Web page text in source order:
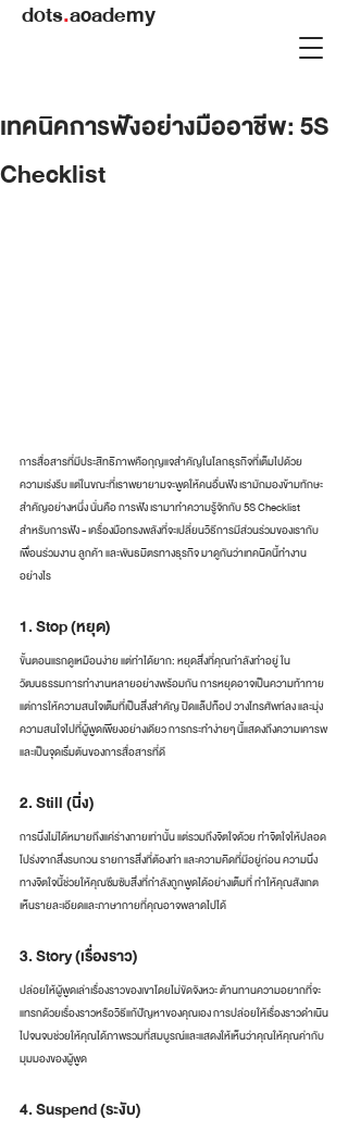
dots.academy
เทคนิคการฟังอย่างมืออาชีพ: 5S
Checklist
การสื่อสารที่มีประสิทธิภาพคือกุญแจสำคัญในโลกธุรกิจที่เต็มไปด้วย
ความเร่งรีบ แต่ในขณะที่เราพยายามจะพูดให้คนอื่นฟัง เรามักมองข้ามทักษะ
สำคัญอย่างหนึ่ง นั่นคือ การฟัง เรามาทำความรู้จักกับ 5S Checklist
สำหรับการฟัง - เครื่องมือทรงพลังที่จะเปลี่ยนวิธีการมีส่วนร่วมของเรากับ
เพื่อนร่วมงาน ลูกค้า และพันธมิตรทางธุรกิจ มาดูกันว่าเทคนิคนี้ทำงาน
อย่างไร
1. Stop (หยุด)
ขั้นตอนแรกดูเหมือนง่าย แต่ทำได้ยาก: หยุดสิ่งที่คุณกำลังทำอยู่ ใน
วัฒนธรรมการทำงานหลายอย่างพร้อมกัน การหยุดอาจเป็นความท้าทาย
แต่การให้ความสนใจเต็มที่เป็นสิ่งสำคัญ ปิดแล็ปท็อป วางโทรศัพท์ลง และมุ่ง
ความสนใจไปที่ผู้พูดเพียงอย่างเดียว การกระทำง่ายๆ นี้แสดงถึงความเคารพ
และเป็นจุดเริ่มต้นของการสื่อสารที่ดี
2. Still (นิ่ง)
การนิ่งไม่ได้หมายถึงแค่ร่างกายเท่านั้น แต่รวมถึงจิตใจด้วย ทำจิตใจให้ปลอด
โปร่งจากสิ่งรบกวน รายการสิ่งที่ต้องทำ และความคิดที่มีอยู่ก่อน ความนิ่ง
ทางจิตใจนี้ช่วยให้คุณซึมซับสิ่งที่กำลังถูกพูดได้อย่างเต็มที่ ทำให้คุณสังเกต
เห็นรายละเอียดและภาษากายที่คุณอาจพลาดไปได้
3. Story (เรื่องราว)
ปล่อยให้ผู้พูดเล่าเรื่องราวของเขาโดยไม่ขัดจังหวะ ต้านทานความอยากที่จะ
แทรกด้วยเรื่องราวหรือวิธีแก้ปัญหาของคุณเอง การปล่อยให้เรื่องราวดำเนิน
ไปจนจบช่วยให้คุณได้ภาพรวมที่สมบูรณ์และแสดงให้เห็นว่าคุณให้คุณค่ากับ
มุมมองของผู้พูด
4. Suspend (ระงับ)